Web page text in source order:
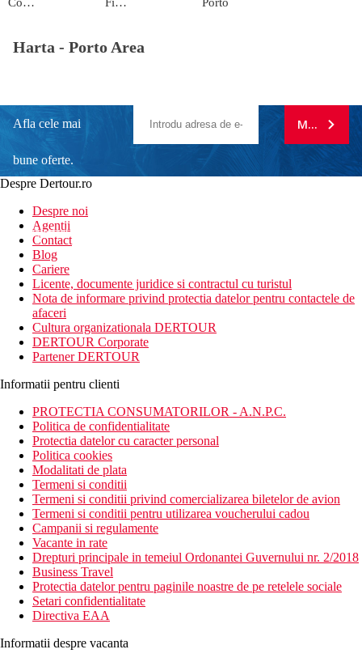
Harta - Porto Area
Afla cele mai
bune oferte.
newsletter!
MA
Despre Dertour.ro
Despre noi
Agentii
Contact
Blog
Cariere
Licente, documente juridice si contractul cu turistul
Nota de informare privind protectia datelor pentru contactele de
afaceri
Cultura organizationala DERTOUR
DERTOUR Corporate
Partener DERTOUR
Informatii pentru clienti
PROTECTIA CONSUMATORILOR - A.N.P.C.
Politica de confidentialitate
Protectia datelor cu caracter personal
Politica cookies
Modalitati de plata
Termeni si conditii
Termeni si conditii privind comercializarea biletelor de avion
Termeni si conditii pentru utilizarea voucherului cadou
Campanii si regulamente
Vacante in rate
Drepturi principale in temeiul Ordonantei Guvernului nr. 2/2018
Business Travel
Protectia datelor pentru paginile noastre de pe retelele sociale
Setari confidentialitate
Directiva EAA
Informatii despre vacanta